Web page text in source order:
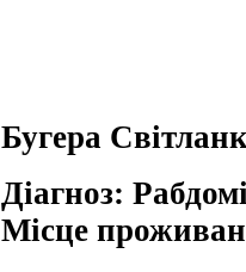
Бугера
Діагноз:
Місце